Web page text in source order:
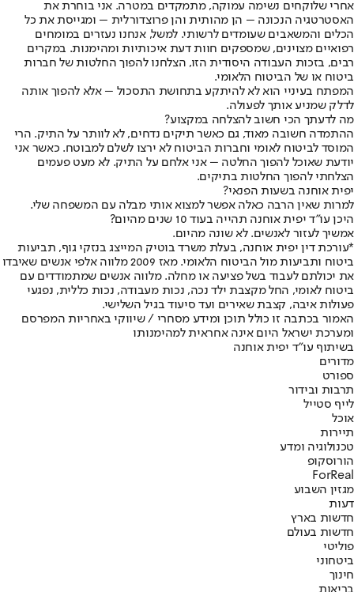
אחרי שלוקחים נשימה עמוקה, מתמקדים במטרה. אני בוחרת את
האסטרטגיה הנכונה – הן מהותית והן פרוצדורלית – ומגייסת את כל
הכלים והמשאבים שעומדים לרשותי. למשל, אנחנו נעזרים במומחים
רפואיים מצוינים, שמספקים חוות דעת איכותיות ומהימנות. במקרים
רבים, בזכות העבודה היסודית הזו, הצלחנו להפוך החלטות של חברות
ביטוח או של הביטוח הלאומי.
המפתח בעיניי הוא לא להיתקע בתחושת התסכול – אלא להפוך אותה
לדלק שמניע אותך לפעולה.
מה לדעתך הכי חשוב להצלחה במקצוע?
ההתמדה חשובה מאוד, גם כאשר תיקים נדחים, לא לוותר על התיק. הרי
המוסד לביטוח לאומי וחברות הביטוח לא ירצו לשלם למבוטח. כאשר אני
יודעת שאוכל להפוך החלטה – אני אלחם על התיק. לא מעט פעמים
הצלחתי להפוך החלטות בתיקים.
יפית אוחנה בשעות הפנאי?
למרות שאין הרבה כאלה אפשר למצוא אותי מבלה עם המשפחה שלי.
היכן עו”ד יפית אוחנה תהייה בעוד 10 שנים מהיום?
אמשיך לעזור לאנשים. לא שונה מהיום.
*עורכת דין יפית אוחנה, בעלת משרד בוטיק המייצג בנזקי גוף, תביעות
ביטוח ותביעות מול הביטוח הלאומי. מאז 2009 מלווה אלפי אנשים שאיבדו
את יכולתם לעבוד בשל פציעה או מחלה. מלווה אנשים שמתמודדים עם
ביטוח לאומי, החל מקצבת ילד נכה, נכות מעבודה, נכות כללית, נפגעי
פעולות איבה, קצבת שאירים ועד סיעוד בגיל השלישי.
האמור בכתבה זו כולל תוכן ומידע מסחרי / שיווקי באחריות המפרסם
ומערכת ישראל היום אינה אחראית למהימנותו
בשיתוף עו"ד יפית אוחנה
מדורים
ספורט
תרבות ובידור
לייף סטייל
אוכל
תיירות
טכנולוגיה ומדע
הורוסקופ
ForReal
מגזין השבוע
דעות
חדשות בארץ
חדשות בעולם
פוליטי
ביטחוני
חינוך